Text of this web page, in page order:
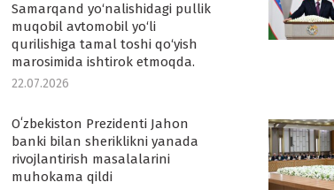
Samarqand yo‘nalishidagi pullik
muqobil avtomobil yo‘li
qurilishiga tamal toshi qo‘yish
marosimida ishtirok etmoqda.
22.07.2026
Oʻzbekiston Prezidenti Jahon
banki bilan sheriklikni yanada
rivojlantirish masalalarini
muhokama qildi